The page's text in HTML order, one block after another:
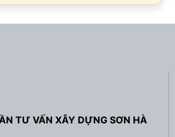
TƯ VẤN XÂY DỰNG SƠN HÀ